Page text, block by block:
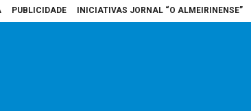
PUBLICIDADE INICIATIVAS JORNAL “O ALMEIRINENSE”
o que vai para atas Hospital de Santarém recebe